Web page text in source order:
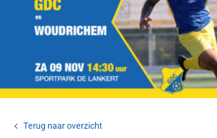
Terug naar overzicht